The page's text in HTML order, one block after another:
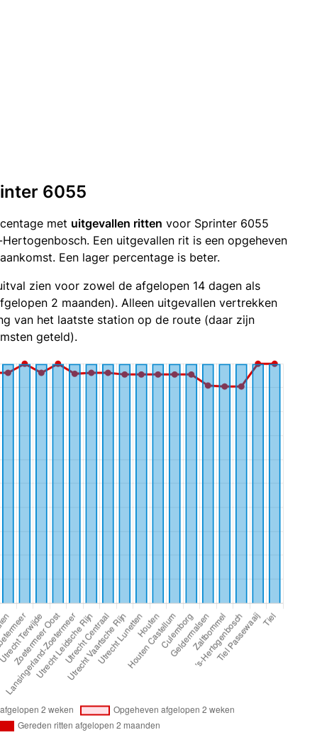
6055
met uitgevallen ritten voor Sprinter 6055
Een uitgevallen rit is een opgeheven
Een lager percentage is beter.
zien voor zowel de afgelopen 14 dagen als
2 maanden). Alleen uitgevallen vertrekken
van het laatste station op de route (daar zijn
geteld).